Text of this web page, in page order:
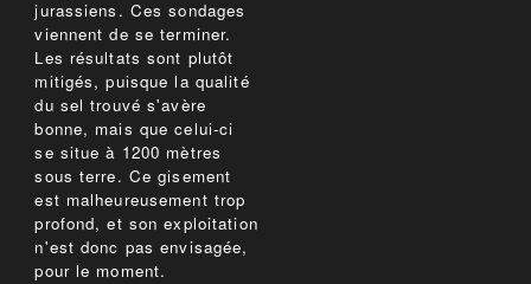
jurassiens. Ces sondages
viennent de se terminer.
Les résultats sont plutôt
mitigés, puisque la qualité
du sel trouvé s'avère
bonne, mais que celui-ci
se situe à 1200 mètres
sous terre. Ce gisement
est malheureusement trop
profond, et son exploitation
n'est donc pas envisagée,
pour le moment.